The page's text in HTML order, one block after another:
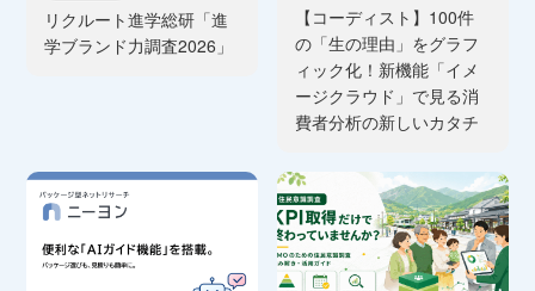
リクルート進学総研「進
学ブランド力調査2026」
【コーディスト】100件
の「生の理由」をグラフ
ィック化！新機能「イメ
ージクラウド」で見る消
費者分析の新しいカタチ